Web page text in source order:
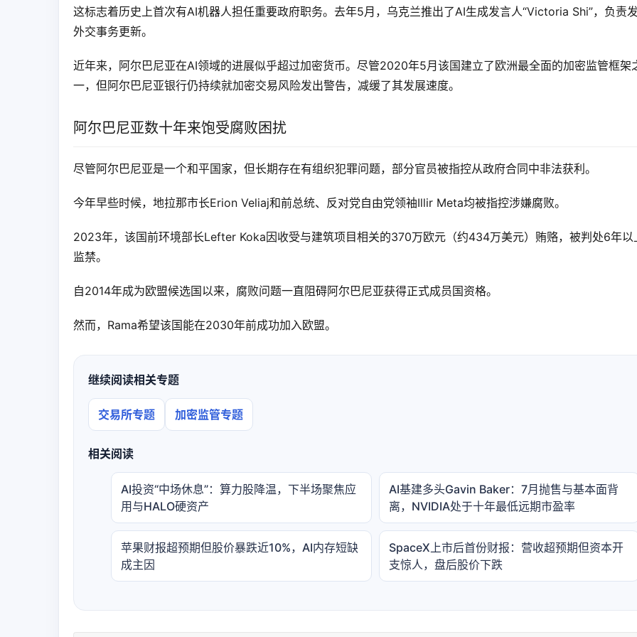
这标志着历史上首次有AI机器人担任重要政府职务。去年5月，乌克兰推出了AI生成发言人“Victoria Shi”，负责
外交事务更新。
近年来，阿尔巴尼亚在AI领域的进展似乎超过加密货币。尽管2020年5月该国建立了欧洲最全面的加密监管框架
一，但阿尔巴尼亚银行仍持续就加密交易风险发出警告，减缓了其发展速度。
阿尔巴尼亚数十年来饱受腐败困扰
尽管阿尔巴尼亚是一个和平国家，但长期存在有组织犯罪问题，部分官员被指控从政府合同中非法获利。
今年早些时候，地拉那市长Erion Veliaj和前总统、反对党自由党领袖Illir Meta均被指控涉嫌腐败。
2023年，该国前环境部长Lefter Koka因收受与建筑项目相关的370万欧元（约434万美元）贿赂，被判处6年以
监禁。
自2014年成为欧盟候选国以来，腐败问题一直阻碍阿尔巴尼亚获得正式成员国资格。
然而，Rama希望该国能在2030年前成功加入欧盟。
继续阅读相关专题
交易所专题 加密监管专题
相关阅读
AI投资“中场休息”：算力股降温，下半场聚焦应
用与HALO硬资产
AI基建多头Gavin Baker：7月抛售与基本面背
离，NVIDIA处于十年最低远期市盈率
苹果财报超预期但股价暴跌近10%，AI内存短缺
成主因
SpaceX上市后首份财报：营收超预期但资本开
支惊人，盘后股价下跌